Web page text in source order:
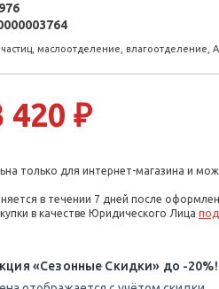
маслоотделение, влагоотделение,
420 ₽
только для интернет-магазина и
в течении 7 дней после
в качестве Юридического Лица
«Сезонные Скидки» до -20%!